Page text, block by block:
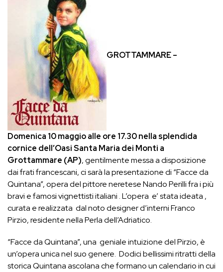
GROTTAMMARE –
Domenica 10 maggio alle ore 17.30 nella splendida
cornice dell’Oasi Santa Maria dei Monti a
Grottammare (AP), gentilmente messa a disposizione
dai frati francescani, ci sarà la presentazione di “Facce da
Quintana”, opera del pittore neretese Nando Perilli fra i più
bravi e famosi vignettisti italiani . L’opera e’ stata ideata ,
curata e realizzata dal noto designer d’interni Franco
Pirzio, residente nella Perla dell’Adriatico.
“Facce da Quintana”, una geniale intuizione del Pirzio, è
un’opera unica nel suo genere. Dodici bellissimi ritratti della
storica Quintana ascolana che formano un calendario in cui